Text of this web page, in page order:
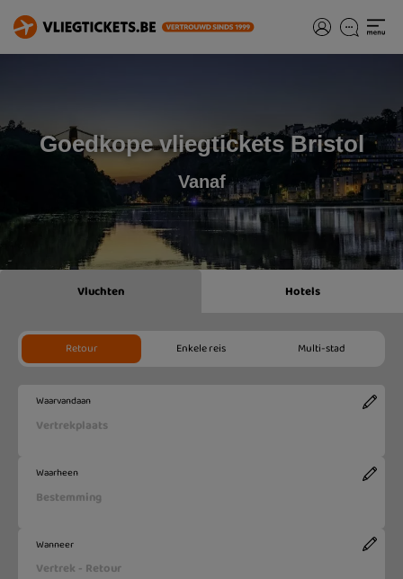
Goedkope vliegtickets Bristol
Vanaf